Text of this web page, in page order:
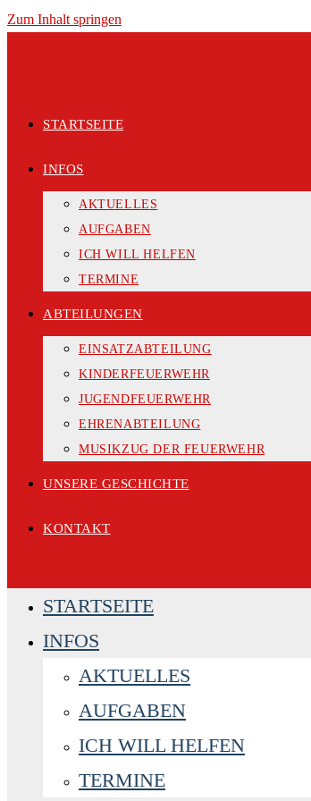
Zum Inhalt springen
STARTSEITE
INFOS
AKTUELLES
AUFGABEN
ICH WILL HELFEN
TERMINE
ABTEILUNGEN
EINSATZABTEILUNG
KINDERFEUERWEHR
JUGENDFEUERWEHR
EHRENABTEILUNG
MUSIKZUG DER FEUERWEHR
UNSERE GESCHICHTE
KONTAKT
STARTSEITE
INFOS
AKTUELLES
AUFGABEN
ICH WILL HELFEN
TERMINE